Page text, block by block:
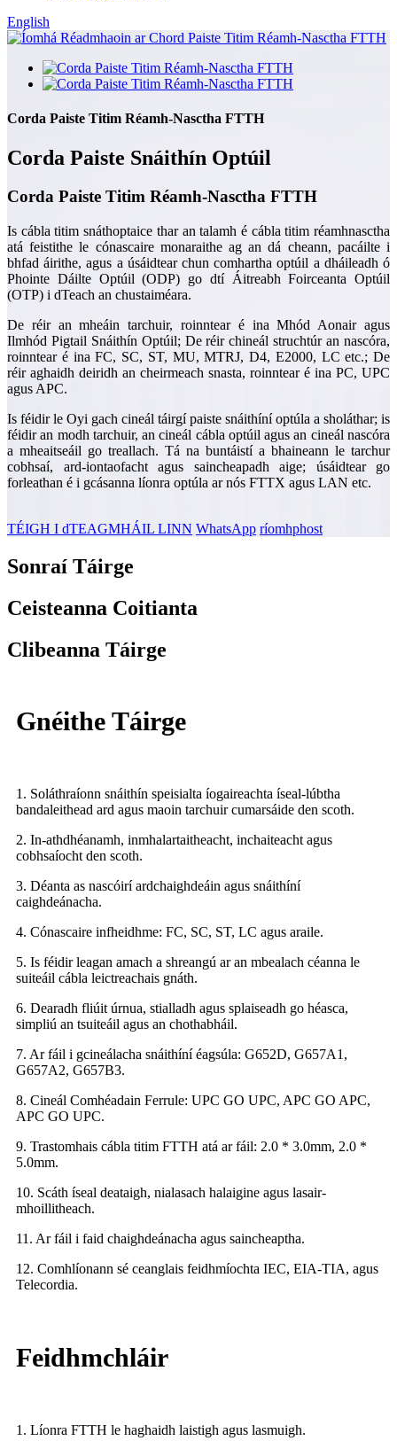
English
Corda Paiste Titim Réamh-Nasctha FTTH
Corda Paiste Snáithín Optúil
Corda Paiste Titim Réamh-Nasctha FTTH
Is cábla titim snáthoptaice thar an talamh é cábla titim réamhnasctha
atá feistithe le cónascaire monaraithe ag an dá cheann, pacáilte i
bhfad áirithe, agus a úsáidtear chun comhartha optúil a dháileadh ó
Phointe Dáilte Optúil (ODP) go dtí Áitreabh Foirceanta Optúil
(OTP) i dTeach an chustaiméara.
De réir an mheáin tarchuir, roinntear é ina Mhód Aonair agus
Ilmhód Pigtail Snáithín Optúil; De réir chineál struchtúr an nascóra,
roinntear é ina FC, SC, ST, MU, MTRJ, D4, E2000, LC etc.; De
réir aghaidh deiridh an cheirmeach snasta, roinntear é ina PC, UPC
agus APC.
Is féidir le Oyi gach cineál táirgí paiste snáithíní optúla a sholáthar; is
féidir an modh tarchuir, an cineál cábla optúil agus an cineál nascóra
a mheaitseáil go treallach. Tá na buntáistí a bhaineann le tarchur
cobhsaí, ard-iontaofacht agus saincheapadh aige; úsáidtear go
forleathan é i gcásanna líonra optúla ar nós FTTX agus LAN etc.
TÉIGH I dTEAGMHÁIL LINN WhatsApp ríomhphost
Sonraí Táirge
Ceisteanna Coitianta
Clibeanna Táirge
Gnéithe Táirge
1. Soláthraíonn snáithín speisialta íogaireachta íseal-lúbtha
bandaleithead ard agus maoin tarchuir cumarsáide den scoth.
2. In-athdhéanamh, inmhalartaitheacht, inchaiteacht agus
cobhsaíocht den scoth.
3. Déanta as nascóirí ardchaighdeáin agus snáithíní
caighdeánacha.
4. Cónascaire infheidhme: FC, SC, ST, LC agus araile.
5. Is féidir leagan amach a shreangú ar an mbealach céanna le
suiteáil cábla leictreachais gnáth.
6. Dearadh fliúit úrnua, stialladh agus splaiseadh go héasca,
simpliú an tsuiteáil agus an chothabháil.
7. Ar fáil i gcineálacha snáithíní éagsúla: G652D, G657A1,
G657A2, G657B3.
8. Cineál Comhéadain Ferrule: UPC GO UPC, APC GO APC,
APC GO UPC.
9. Trastomhais cábla titim FTTH atá ar fáil: 2.0 * 3.0mm, 2.0 *
5.0mm.
10. Scáth íseal deataigh, nialasach halaigine agus lasair-
mhoillitheach.
11. Ar fáil i faid chaighdeánacha agus saincheaptha.
12. Comhlíonann sé ceanglais feidhmíochta IEC, EIA-TIA, agus
Telecordia.
Feidhmchláir
1. Líonra FTTH le haghaidh laistigh agus lasmuigh.